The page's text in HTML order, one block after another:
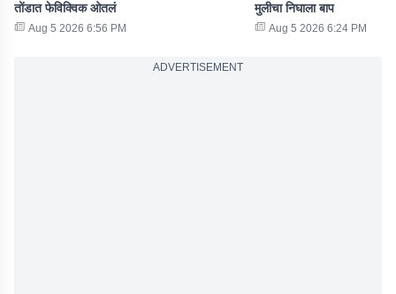
तोंडात फेविक्विक ओतलं
Aug 5 2026 6:56 PM
मुलीचा निघाला बाप
Aug 5 2026 6:24 PM
ADVERTISEMENT